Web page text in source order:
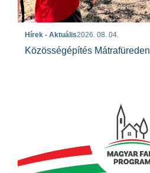
Hírek - Aktuális2026. 08. 04.
Közösségépítés Mátrafüreden